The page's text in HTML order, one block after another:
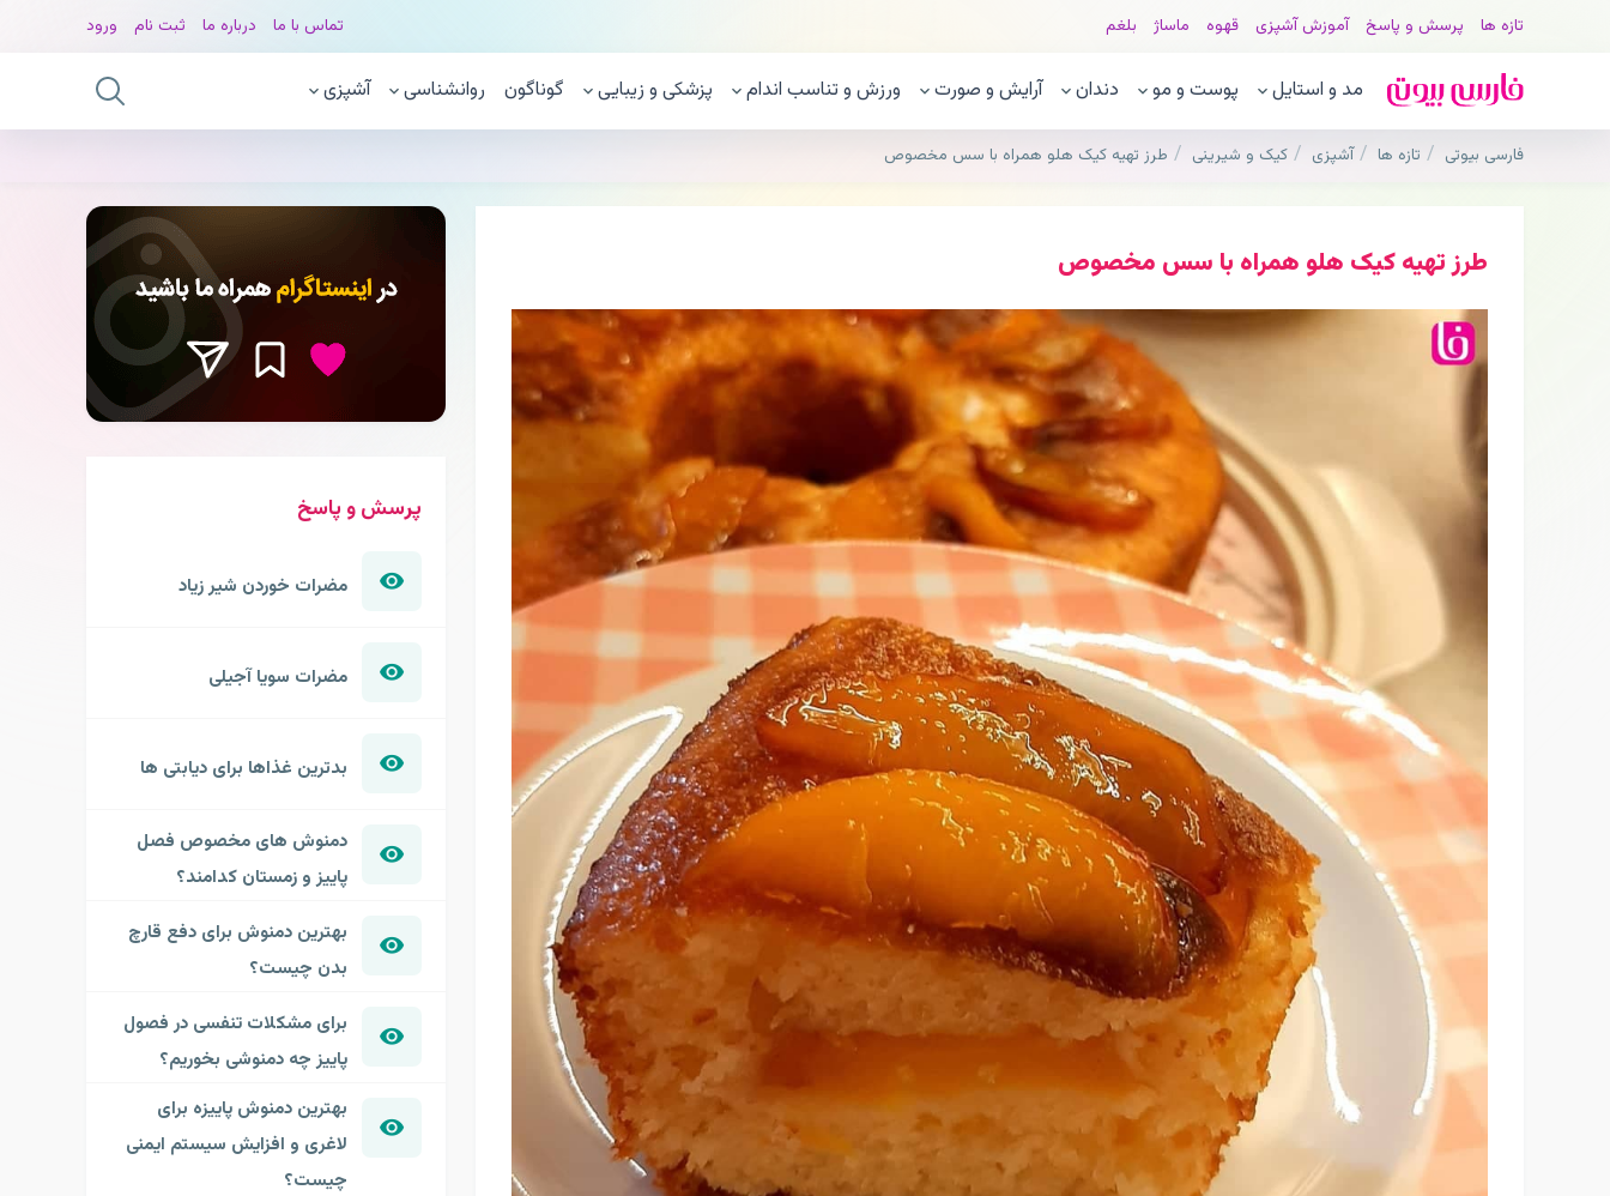
تازه ها پرسش و پاسخ آموزش آشپزی قهوه ماساژ بلغم تماس با ما درباره ما ثبت نام ورود
مد و استایل پوست و مو دندان آرایش و صورت ورزش و تناسب اندام پزشکی و زیبایی گوناگون روانشناسی آشپزی
فارسی بیوتی تازه ها آشپزی کیک و شیرینی طرز تهیه کیک هلو همراه با سس مخصوص
طرز تهیه کیک هلو همراه با سس مخصوص
پرسش و پاسخ
مضرات خوردن شیر زیاد
مضرات سویا آجیلی
بدترین غذاها برای دیابتی ها
دمنوش های مخصوص فصل
پاییز و زمستان کدامند؟
بهترین دمنوش برای دفع قارچ
بدن چیست؟
برای مشکلات تنفسی در فصول
پاییز چه دمنوشی بخوریم؟
بهترین دمنوش پاییزه برای
لاغری و افزایش سیستم ایمنی
چیست؟